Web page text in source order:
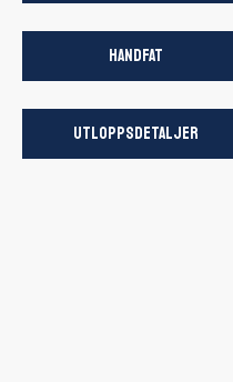
HANDFAT
UTLOPPSDETALJER